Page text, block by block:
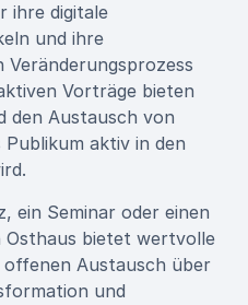
ihre digitale
und ihre
Vorträge bieten
den Austausch von
aktiv in den
ein Seminar oder einen
Osthaus bietet wertvolle
Austausch über
und